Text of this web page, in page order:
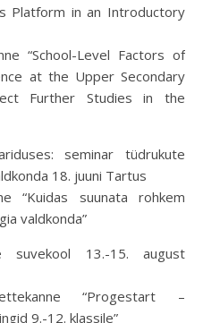
Platform in an Introductory
“School-Level Factors of
at the Upper Secondary
Further Studies in the
seminar tüdrukute
18. juuni Tartus
“Kuidas suunata rohkem
valdkonda”
suvekool 13.-15. august
“Progestart –
9.-12. klassile”